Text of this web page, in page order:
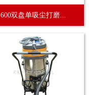
600双盘单吸尘打磨...